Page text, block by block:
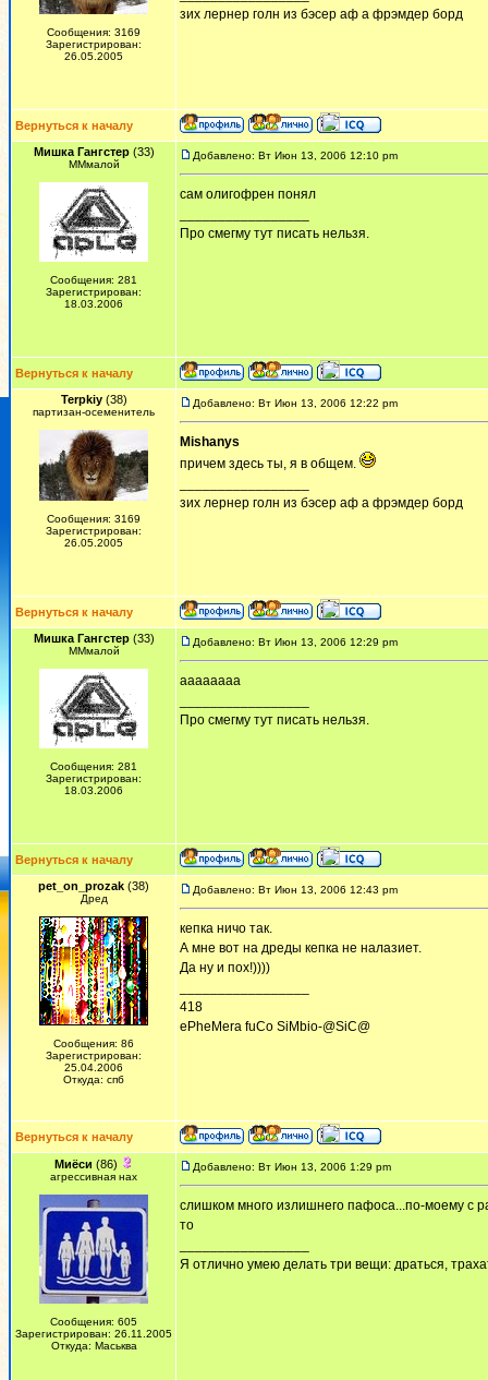
Сообщения: 3169
Зарегистрирован:
26.05.2005
зих лернер голн из бэсер аф а фрэмдер борд
Вернуться к началу
Мишка Гангстер(33)
ММмалой
Сообщения: 281
Зарегистрирован:
18.03.2006
Добавлено: Вт Июн 13, 2006 12:10 pm
сам олигофрен понял
Про смегму тут писать нельзя.
Вернуться к началу
Terpkiy(38)
партизан-осеменитель
Сообщения: 3169
Зарегистрирован:
26.05.2005
Добавлено: Вт Июн 13, 2006 12:22 pm
Mishanys
причем здесь ты, я в общем.
зих лернер голн из бэсер аф а фрэмдер борд
Вернуться к началу
Мишка Гангстер(33)
ММмалой
Сообщения: 281
Зарегистрирован:
18.03.2006
Добавлено: Вт Июн 13, 2006 12:29 pm
аааааааа
Про смегму тут писать нельзя.
Вернуться к началу
pet_on_prozak (38)
Дред
Сообщения: 86
Зарегистрирован:
25.04.2006
Откуда: спб
Добавлено: Вт Июн 13, 2006 12:43 pm
кепка ничо так.
А мне вот на дреды кепка не налазиет.
Да ну и пох!))))
418
ePheMera fuCo SiMbio-@SiC@
Вернуться к началу
Миёси (86)
агрессивная нах
Сообщения: 605
Зарегистрирован: 26.11.2005
Откуда: Маськва
Добавлено: Вт Июн 13, 2006 1:29 pm
слишком много излишнего пафоса...по-моему с
то
Я отлично умею делать три вещи: драться,